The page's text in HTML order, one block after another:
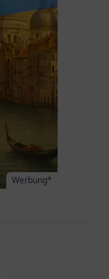
Werbung*